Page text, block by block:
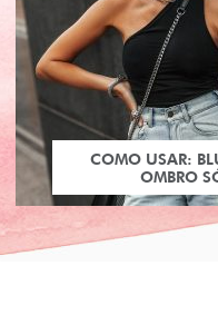
COMO USAR:
OMBRO